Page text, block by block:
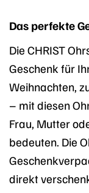
Das perfekte
Die CHRIST
Geschenk für
Weihnachten,
– mit diesen
Frau, Mutter
bedeuten. Die
direkt